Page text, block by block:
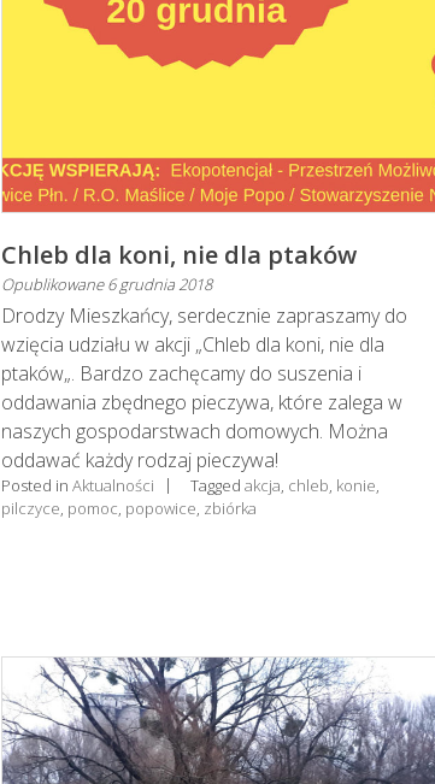
Chleb dla koni, nie dla ptaków
Opublikowane6 grudnia 2018
Drodzy Mieszkańcy, serdecznie zapraszamy do
wzięcia udziału w akcji „Chleb dla koni, nie dla
ptaków„. Bardzo zachęcamy do suszenia i
oddawania zbędnego pieczywa, które zalega w
naszych gospodarstwach domowych. Można
oddawać każdy rodzaj pieczywa!
Posted inAktualności Taggedakcja, chleb, konie,
pilczyce, pomoc, popowice, zbiórka